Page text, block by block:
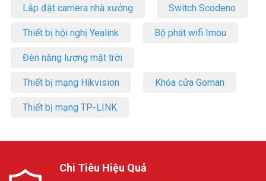
Lắp đặt camera nhà xưởng Switch Scodeno
Thiết bị hội nghị Yealink Bộ phát wifi Imou
Đèn năng lượng mặt trời
Thiết bị mạng Hikvision Khóa cửa Goman
Thiết bị mạng TP-LINK
Chi Tiêu Hiệu Quả